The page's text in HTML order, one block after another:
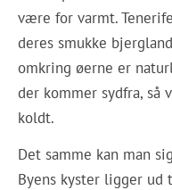
være for varmt.
deres smukke
omkring øerne er
der kommer sydfra,
koldt.
Det samme kan man
Byens kyster ligger ud